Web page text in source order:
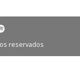
reservados